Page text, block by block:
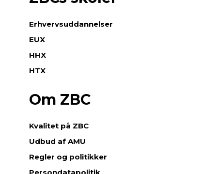
Erhvervsuddannelser
EUX
HHX
HTX
Om ZBC
Kvalitet på ZBC
Udbud af AMU
Regler og politikker